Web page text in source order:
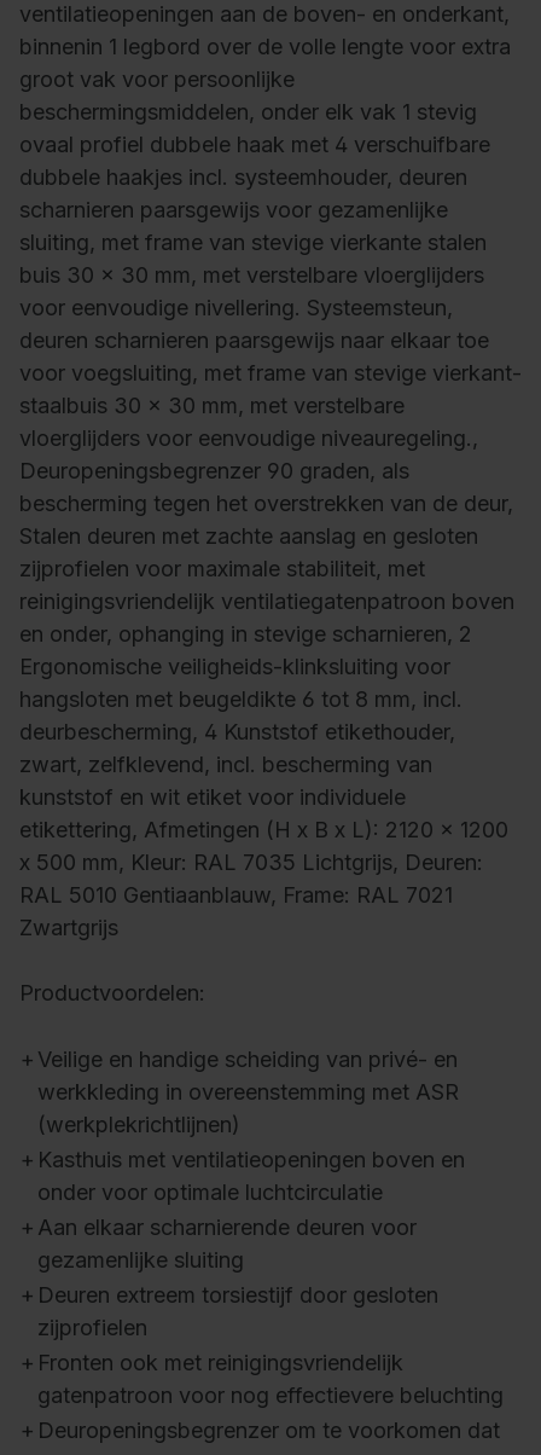
ventilatieopeningen aan de boven- en onderkant,
binnenin 1 legbord over de volle lengte voor extra
groot vak voor persoonlijke
beschermingsmiddelen, onder elk vak 1 stevig
ovaal profiel dubbele haak met 4 verschuifbare
dubbele haakjes incl. systeemhouder, deuren
scharnieren paarsgewijs voor gezamenlijke
sluiting, met frame van stevige vierkante stalen
buis 30 x 30 mm, met verstelbare vloerglijders
voor eenvoudige nivellering. Systeemsteun,
deuren scharnieren paarsgewijs naar elkaar toe
voor voegsluiting, met frame van stevige vierkant-
staalbuis 30 x 30 mm, met verstelbare
vloerglijders voor eenvoudige niveauregeling.,
Deuropeningsbegrenzer 90 graden, als
bescherming tegen het overstrekken van de deur,
Stalen deuren met zachte aanslag en gesloten
zijprofielen voor maximale stabiliteit, met
reinigingsvriendelijk ventilatiegatenpatroon boven
en onder, ophanging in stevige scharnieren, 2
Ergonomische veiligheids-klinksluiting voor
hangsloten met beugeldikte 6 tot 8 mm, incl.
deurbescherming, 4 Kunststof etikethouder,
zwart, zelfklevend, incl. bescherming van
kunststof en wit etiket voor individuele
etikettering, Afmetingen (H x B x L): 2120 x 1200
x 500 mm, Kleur: RAL 7035 Lichtgrijs, Deuren:
RAL 5010 Gentiaanblauw, Frame: RAL 7021
Zwartgrijs
Productvoordelen:
+ Veilige en handige scheiding van privé- en
werkkleding in overeenstemming met ASR
(werkplekrichtlijnen)
+ Kasthuis met ventilatieopeningen boven en
onder voor optimale luchtcirculatie
+ Aan elkaar scharnierende deuren voor
gezamenlijke sluiting
+ Deuren extreem torsiestijf door gesloten
zijprofielen
+ Fronten ook met reinigingsvriendelijk
gatenpatroon voor nog effectievere beluchting
+ Deuropeningsbegrenzer om te voorkomen dat